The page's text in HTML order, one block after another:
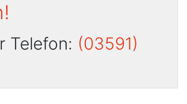
Telefon: (03591)